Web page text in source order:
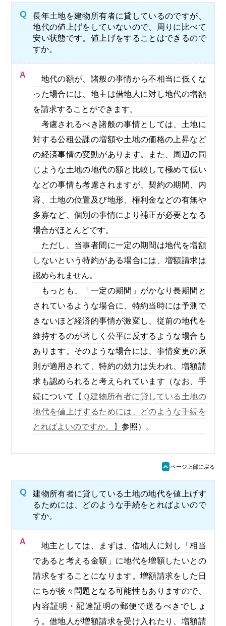
Q
長年土地を建物所有者に貸しているのですが、
地代の値上げをしていないので、周りに比べて
安い状態です。値上げをすることはできるので
すか。
A
地代の額が、諸般の事情から不相当に低くな
った場合には、地主は借地人に対し地代の増額
を請求することができます。
考慮されるべき諸般の事情としては、土地に
対する公租公課の増額や土地の価格の上昇など
の経済事情の変動があります。また、周辺の同
じような土地の地代の額と比較して極めて低い
などの事情も考慮されますが、契約の期間、内
容、土地の位置及び地形、権利金などの有無や
多寡など、個別の事情により補正が必要となる
場合がほとんどです。
ただし、当事者間に一定の期間は地代を増額
しないという特約がある場合には、増額請求は
認められません。
もっとも、「一定の期間」がかなり長期間と
されているような場合に、特約当時には予測で
きないほど経済的事情が激変し、従前の地代を
維持するのが著しく公平に反するような場合も
あります。そのような場合には、事情変更の原
則が適用されて、特約の効力は失われ、増額請
求も認められると考えられています（なお、手
続について
【Ｑ建物所有者に貸している土地の
地代を値上げするためには、どのような手続を
とればよいのですか。】参照）。
ü ページ上部に戻る
Q
建物所有者に貸している土地の地代を値上げす
るためには、どのような手続をとればよいので
すか。
A
地主としては、まずは、借地人に対し「相当
であると考える金額」に地代を増額したいとの
請求をすることになります。増額請求をした日
にちが後々問題となる可能性もありますので、
内容証明・配達証明の郵便で送るべきでしょ
う。借地人が増額請求を受け入れたり、増額請